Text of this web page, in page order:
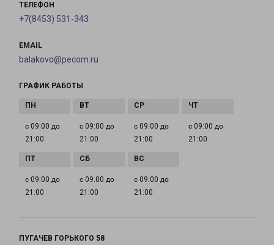
ТЕЛЕФОН
+7(8453) 531-343
EMAIL
balakovo@pecom.ru
ГРАФИК РАБОТЫ
с 09:00 до
21:00
с 09:00 до
21:00
с 09:00 до
21:00
с 09:00 до
21:00
с 09:00 до
21:00
с 09:00 до
21:00
с 09:00 до
21:00
ПУГАЧЕВ ГОРЬКОГО 58